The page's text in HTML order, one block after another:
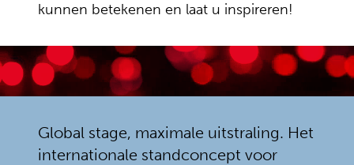
kunnen betekenen en laat u inspireren!
LAUNDRY SYSTEMS
Global stage, maximale uitstraling. Het
internationale standconcept voor